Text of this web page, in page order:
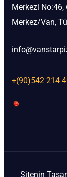
Merkezi No:46,
Merkez/Van,
+(90)542 214
Sitenin